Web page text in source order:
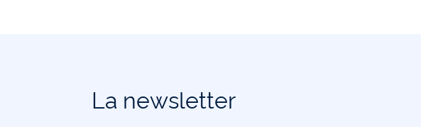
La newsletter